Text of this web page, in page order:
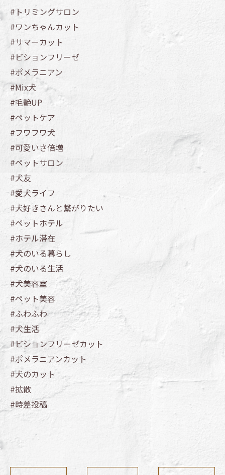
#トリミングサロン
#ワンちゃんカット
#サマーカット
#ビションフリーゼ
#ポメラニアン
#Mix犬
#毛艶UP
#ペットケア
#フワフワ犬
#可愛いさ倍増
#ペットサロン
#犬友
#愛犬ライフ
#犬好きさんと繋がりたい
#ペットホテル
#ホテル滞在
#犬のいる暮らし
#犬のいる生活
#犬美容室
#ペット美容
#ふわふわ
#犬生活
#ビションフリーゼカット
#ポメラニアンカット
#犬のカット
#拡散
#時差投稿